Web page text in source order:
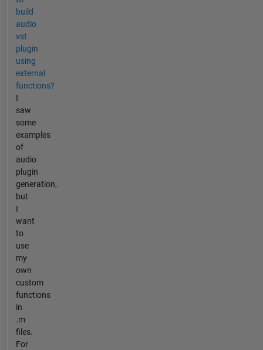
build
audio
vst
plugin
using
external
functions?
I
saw
some
examples
of
audio
plugin
generation,
but
I
want
to
use
my
own
custom
functions
in
.m
files.
For